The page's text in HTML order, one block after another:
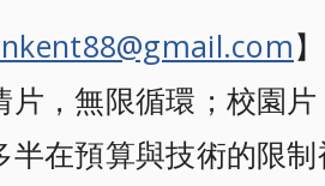
片，無限循環；校園
半在預算與技術的限